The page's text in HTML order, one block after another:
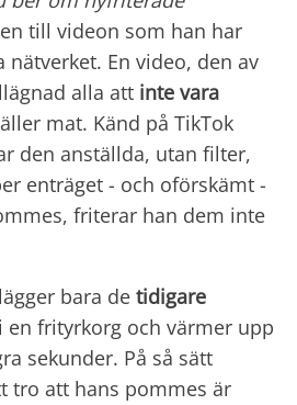
till videon som han har
nätverket. En video, den av
alla att inte vara
mat. Känd på TikTok
den anställda, utan filter,
enträget - och oförskämt -
friterar han dem inte
bara de tidigare
en frityrkorg och värmer upp
sekunder. På så sätt
tro att hans pommes är